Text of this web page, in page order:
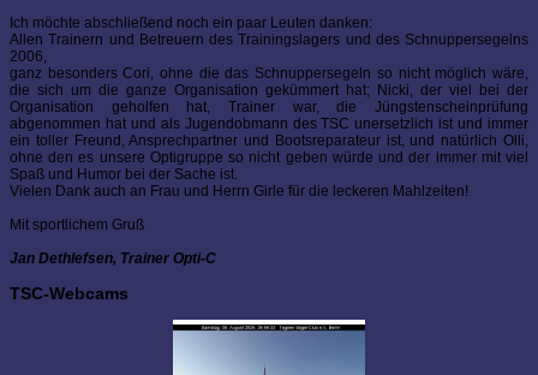
Ich möchte abschließend noch ein paar Leuten danken:
Allen Trainern und Betreuern des Trainingslagers und des Schnuppersegelns
2006,
ganz besonders Cori, ohne die das Schnuppersegeln so nicht möglich wäre,
die sich um die ganze Organisation gekümmert hat; Nicki, der viel bei der
Organisation geholfen hat, Trainer war, die Jüngstenscheinprüfung
abgenommen hat und als Jugendobmann des TSC unersetzlich ist und immer
ein toller Freund, Ansprechpartner und Bootsreparateur ist, und natürlich Olli,
ohne den es unsere Optigruppe so nicht geben würde und der immer mit viel
Spaß und Humor bei der Sache ist.
Vielen Dank auch an Frau und Herrn Girle für die leckeren Mahlzeiten!
Mit sportlichem Gruß
Jan Dethlefsen, Trainer Opti-C
TSC-Webcams